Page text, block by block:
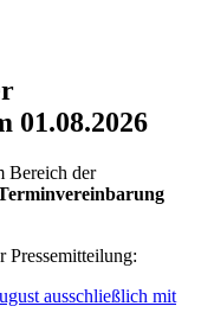
01.08.2026
Bereich der
Pressemitteilung:
ausschließlich mit